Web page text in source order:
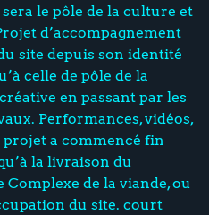
le pôle de la culture et
d’accompagnement
site depuis son identité
celle de pôle de la
en passant par les
Performances, vidéos,
projet a commencé fin
la livraison du
Complexe de la viande, ou
du site. court